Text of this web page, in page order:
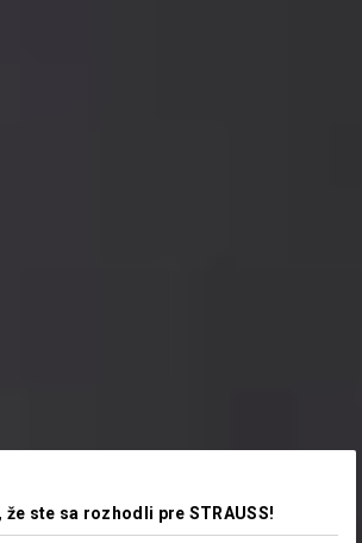
že ste sa rozhodli pre STRAUSS!